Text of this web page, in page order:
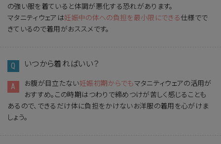
の強い服を着ていると体調が悪化する恐れがあります。
マタニティウェアは妊娠中の体への負担を最小限にできる仕様でで
きているので着用がおススメです。
いつから着ればいい？
お腹が目立たない妊娠初期からでもマタニティウェアの活用が
おすすめ。この時期はつわりで締めつけが苦しく感じることも
あるので、できるだけ体に負担をかけないお洋服の着用を心がけま
しょう。